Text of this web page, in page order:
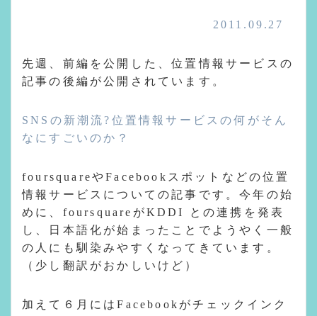
2011.09.27
先週、前編を公開した、位置情報サービスの
記事の後編が公開されています。
SNSの新潮流?位置情報サービスの何がそん
なにすごいのか？
foursquareやFacebookスポットなどの位置
情報サービスについての記事です。今年の始
めに、foursquareがKDDI との連携を発表
し、日本語化が始まったことでようやく一般
の人にも馴染みやすくなってきています。
（少し翻訳がおかしいけど）
加えて６月にはFacebookがチェックインク